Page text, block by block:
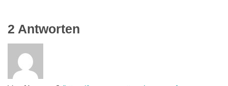
2 Antworten